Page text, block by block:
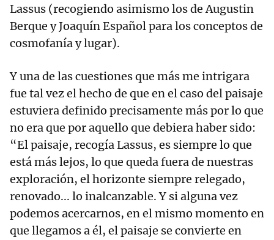
Lassus (recogiendo asimismo los de Augustin
Berque y Joaquín Español para los conceptos de
cosmofanía y lugar).
Y una de las cuestiones que más me intrigara
fue tal vez el hecho de que en el caso del paisaje
estuviera definido precisamente más por lo que
no era que por aquello que debiera haber sido:
“El paisaje, recogía Lassus, es siempre lo que
está más lejos, lo que queda fuera de nuestras
exploración, el horizonte siempre relegado,
renovado... lo inalcanzable. Y si alguna vez
podemos acercarnos, en el mismo momento en
que llegamos a él, el paisaje se convierte en